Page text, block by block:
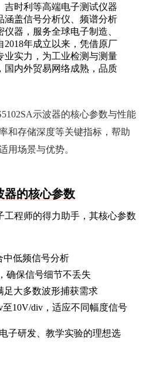
吉时利等高端电子测试仪器
涵盖信号分析仪、频谱分析
器，服务全球电子制造、
2018年成立以来，凭借原厂
业实力，为工业检测与测量
国内外贸易网络成熟，品质
示波器的核心参数与性能
和存储深度等关键指标，帮助
用场景与优势。
器的核心参数
工程师的得力助手，其核心参数
中低频信号分析
，确保信号细节不丢失
足大多数波形捕获需求
至10V/div，适应不同幅度信号
子研发、教学实验的理想选